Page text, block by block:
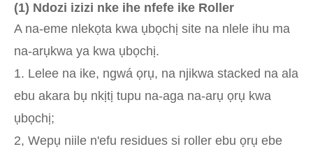
(1) Ndozi izizi nke ihe nfefe ike Roller
A na-eme nlekọta kwa ụbọchị site na nlele ihu ma
na-arụkwa ya kwa ụbọchị.
1. Lelee na ike, ngwá ọrụ, na njikwa stacked na ala
ebu akara bụ nkịtị tupu na-aga na-arụ ọrụ kwa
ụbọchị;
2, Wepụ niile n'efu residues si roller ebu ọrụ ebe